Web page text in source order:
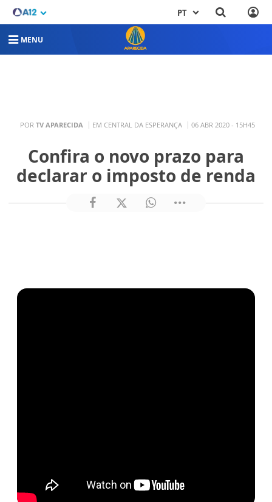
PT
MENU
POR TV APARECIDA EM CENTRAL DA ESPERANÇA 06 ABR 2020 - 15H45
Confira o novo prazo para
declarar o imposto de renda